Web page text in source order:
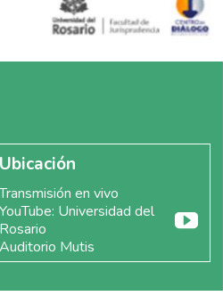
Ubicación
en vivo
YouTube: Universidad del
Rosario
Auditorio Mutis